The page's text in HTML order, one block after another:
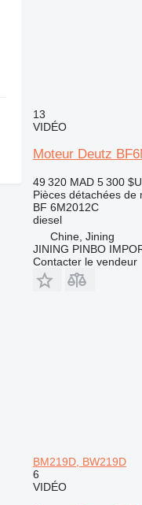
13
VIDÉO
Moteur Deutz
49 320 MAD 5 300
Pièces détachées de
BF 6M2012C
diesel
Chine, Jining
JINING PINBO
Contacter le vendeur
BM219D, BW219D
6
VIDÉO